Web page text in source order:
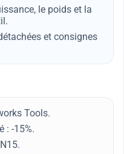
le poids et la
et consignes
Tools.
: -15%.